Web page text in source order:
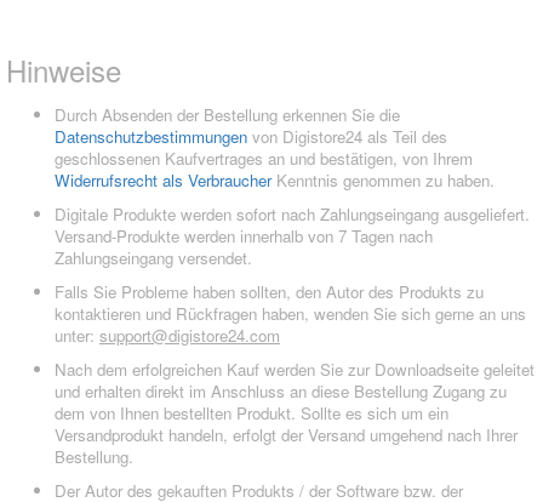
Hinweise
Durch Absenden der Bestellung erkennen Sie die
Datenschutzbestimmungen von Digistore24 als Teil des
geschlossenen Kaufvertrages an und bestätigen, von Ihrem
Widerrufsrecht als VerbraucherKenntnis genommen zu haben.
Digitale Produkte werden sofort nach Zahlungseingang ausgeliefert.
Versand-Produkte werden innerhalb von 7 Tagen nach
Zahlungseingang versendet.
Falls Sie Probleme haben sollten, den Autor des Produkts zu
kontaktieren und Rückfragen haben, wenden Sie sich gerne an uns
unter: support@digistore24.com
Nach dem erfolgreichen Kauf werden Sie zur Downloadseite geleitet
und erhalten direkt im Anschluss an diese Bestellung Zugang zu
dem von Ihnen bestellten Produkt. Sollte es sich um ein
Versandprodukt handeln, erfolgt der Versand umgehend nach Ihrer
Bestellung.
Der Autor des gekauften Produkts / der Software bzw. der